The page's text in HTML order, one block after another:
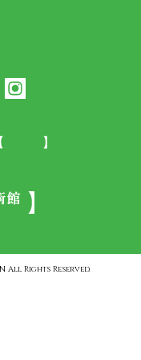
All Rights Reserved.